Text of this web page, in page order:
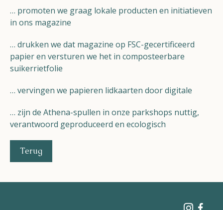
Apple App Store
… promoten we graag lokale producten en initiatieven
in ons magazine
… drukken we dat magazine op FSC-gecertificeerd
papier en versturen we het in composteerbare
suikerrietfolie
… vervingen we papieren lidkaarten door digitale
… zijn de Athena-spullen in onze parkshops nuttig,
verantwoord geproduceerd en ecologisch
Terug